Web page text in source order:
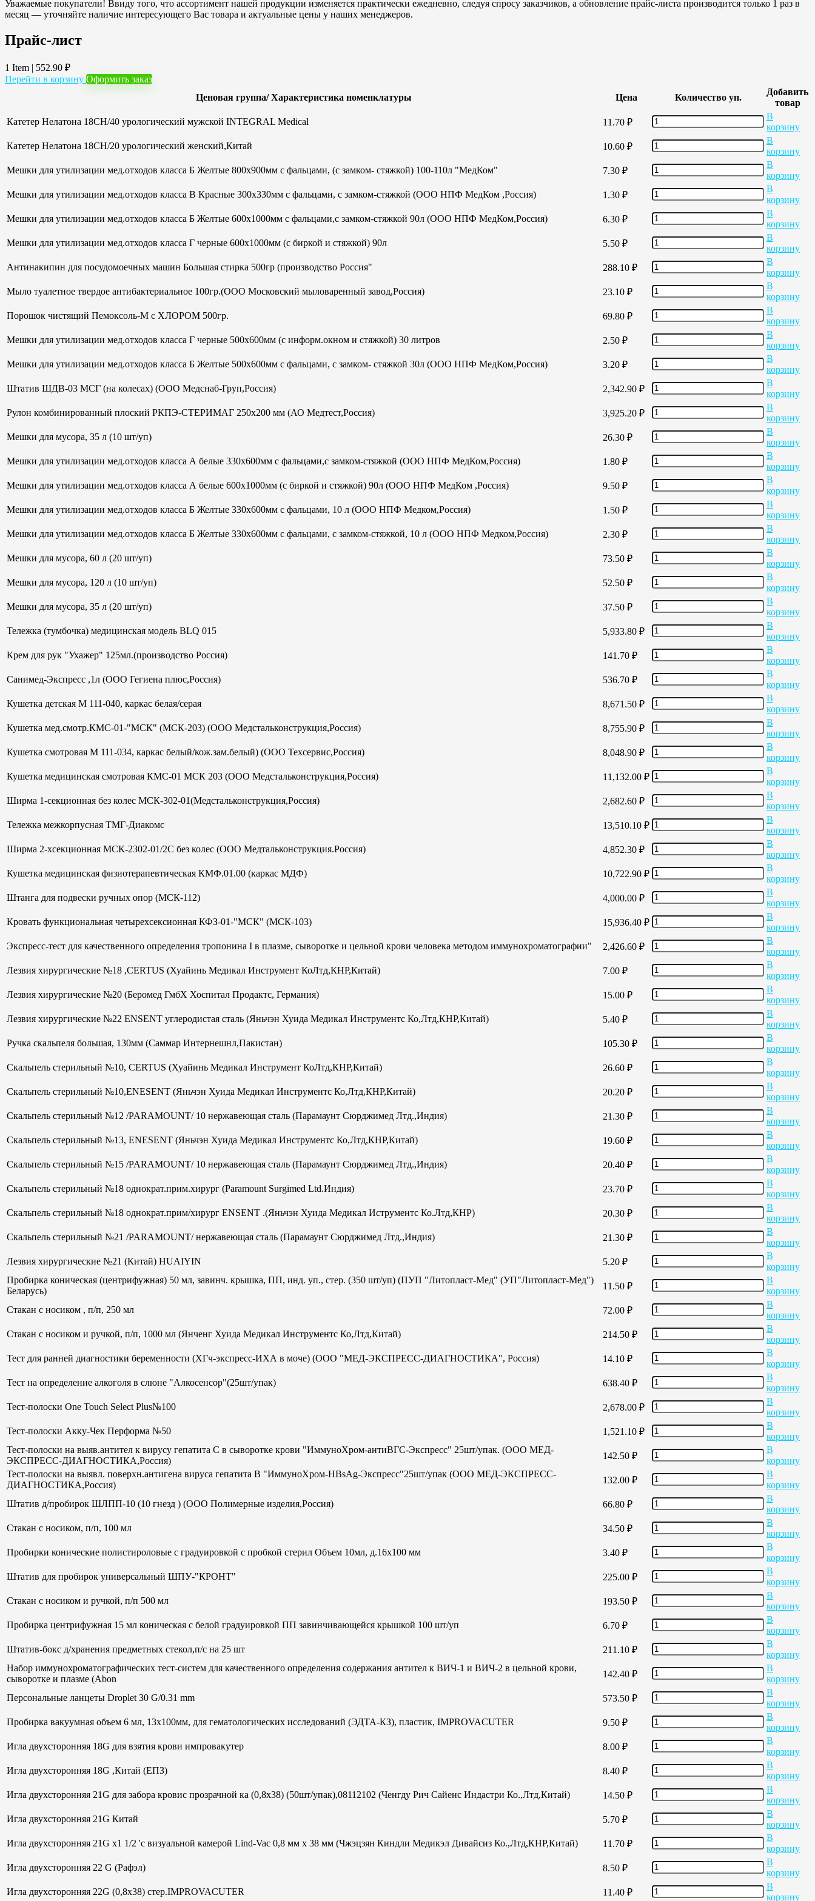
Уважаемые покупатели! Ввиду того, что ассортимент нашей продукции изменяется практически ежедневно, следуя спросу заказчиков, а обновление прайс-листа производится только 1 раз в
месяц — уточняйте наличие интересующего Вас товара и актуальные цены у наших менеджеров.
Прайс-лист
1 Item | 552.90 ₽
Перейти в корзину Оформить заказ
Ценовая группа/ Характеристика номенклатуры
Цена Количество уп.
Добавить
товар
Катетер Нелатона 18CH/40 урологический мужской INTEGRAL Medical
11.70 ₽
В
корзину
Катетер Нелатона 18CH/20 урологический женский,Китай
10.60 ₽
В
корзину
Мешки для утилизации мед.отходов класса Б Желтые 800х900мм с фальцами, (с замком- стяжкой) 100-110л "МедКом"
7.30 ₽
В
корзину
Мешки для утилизации мед.отходов класса В Красные 300х330мм с фальцами, с замком-стяжкой (ООО НПФ МедКом ,Россия)
1.30 ₽
В
корзину
Мешки для утилизации мед.отходов класса Б Желтые 600х1000мм с фальцами,с замком-стяжкой 90л (ООО НПФ МедКом,Россия)
6.30 ₽
В
корзину
Мешки для утилизации мед.отходов класса Г черные 600х1000мм (с биркой и стяжкой) 90л
5.50 ₽
В
корзину
Антинакипин для посудомоечных машин Большая стирка 500гр (производство Россия"
288.10 ₽
В
корзину
Мыло туалетное твердое антибактериальное 100гр.(ООО Московский мыловаренный завод,Россия)
23.10 ₽
В
корзину
Порошок чистящий Пемоксоль-М с ХЛОРОМ 500гр.
69.80 ₽
В
корзину
Мешки для утилизации мед.отходов класса Г черные 500х600мм (с информ.окном и стяжкой) 30 литров
2.50 ₽
В
корзину
Мешки для утилизации мед.отходов класса Б Желтые 500х600мм с фальцами, с замком- стяжкой 30л (ООО НПФ МедКом,Россия)
3.20 ₽
В
корзину
Штатив ШДВ-03 МСГ (на колесах) (ООО Медснаб-Груп,Россия)
2,342.90 ₽
В
корзину
Рулон комбинированный плоский РКПЭ-СТЕРИМАГ 250х200 мм (АО Медтест,Россия)
3,925.20 ₽
В
корзину
Мешки для мусора, 35 л (10 шт/уп)
26.30 ₽
В
корзину
Мешки для утилизации мед.отходов класса А белые 330х600мм с фальцами,с замком-стяжкой (ООО НПФ МедКом,Россия)
1.80 ₽
В
корзину
Мешки для утилизации мед.отходов класса А белые 600х1000мм (с биркой и стяжкой) 90л (ООО НПФ МедКом ,Россия)
9.50 ₽
В
корзину
Мешки для утилизации мед.отходов класса Б Желтые 330х600мм с фальцами, 10 л (ООО НПФ Медком,Россия)
1.50 ₽
В
корзину
Мешки для утилизации мед.отходов класса Б Желтые 330х600мм с фальцами, с замком-стяжкой, 10 л (ООО НПФ Медком,Россия)
2.30 ₽
В
корзину
Мешки для мусора, 60 л (20 шт/уп)
73.50 ₽
В
корзину
Мешки для мусора, 120 л (10 шт/уп)
52.50 ₽
В
корзину
Мешки для мусора, 35 л (20 шт/уп)
37.50 ₽
В
корзину
Тележка (тумбочка) медицинская модель BLQ 015
5,933.80 ₽
В
корзину
Крем для рук "Ухажер" 125мл.(производство Россия)
141.70 ₽
В
корзину
Санимед-Экспресс ,1л (ООО Гегиена плюс,Россия)
536.70 ₽
В
корзину
Кушетка детская М 111-040, каркас белая/серая
8,671.50 ₽
В
корзину
Кушетка мед.смотр.КМС-01-"МСК" (МСК-203) (ООО Медстальконструкция,Россия)
8,755.90 ₽
В
корзину
Кушетка смотровая М 111-034, каркас белый/кож.зам.белый) (ООО Техсервис,Россия)
8,048.90 ₽
В
корзину
Кушетка медицинская смотровая КМС-01 МСК 203 (ООО Медстальконструкция,Россия)
11,132.00 ₽
В
корзину
Ширма 1-секционная без колес МСК-302-01(Медстальконструкция,Россия)
2,682.60 ₽
В
корзину
Тележка межкорпусная ТМГ-Диакомс
13,510.10 ₽
В
корзину
Ширма 2-хсекционная МСК-2302-01/2С без колес (ООО Медтальконструкция.Россия)
4,852.30 ₽
В
корзину
Кушетка медицинская физиотерапевтическая КМФ.01.00 (каркас МДФ)
10,722.90 ₽
В
корзину
Штанга для подвески ручных опор (МСК-112)
4,000.00 ₽
В
корзину
Кровать функциональная четырехсексионная КФЗ-01-"МСК" (МСК-103)
15,936.40 ₽
В
корзину
Экспресс-тест для качественного определения тропонина I в плазме, сыворотке и цельной крови человека методом иммунохроматографии"
2,426.60 ₽
В
корзину
Лезвия хирургические №18 ,CERTUS (Хуайинь Медикал Инструмент КоЛтд,КНР,Китай)
7.00 ₽
В
корзину
Лезвия хирургические №20 (Беромед ГмбХ Хоспитал Продактс, Германия)
15.00 ₽
В
корзину
Лезвия хирургические №22 ENSENT углеродистая сталь (Яньчэн Хуида Медикал Инструментс Ко,Лтд,КНР,Китай)
5.40 ₽
В
корзину
Ручка скальпеля большая, 130мм (Саммар Интернешнл,Пакистан)
105.30 ₽
В
корзину
Скальпель стерильный №10, CERTUS (Хуайинь Медикал Инструмент КоЛтд,КНР,Китай)
26.60 ₽
В
корзину
Скальпель стерильный №10,ENESENT (Яньчэн Хуида Медикал Инструментс Ко,Лтд,КНР,Китай)
20.20 ₽
В
корзину
Скальпель стерильный №12 /PARAMOUNT/ 10 нержавеющая сталь (Парамаунт Сюрджимед Лтд.,Индия)
21.30 ₽
В
корзину
Скальпель стерильный №13, ENESENT (Яньчэн Хуида Медикал Инструментс Ко,Лтд,КНР,Китай)
19.60 ₽
В
корзину
Скальпель стерильный №15 /PARAMOUNT/ 10 нержавеющая сталь (Парамаунт Сюрджимед Лтд.,Индия)
20.40 ₽
В
корзину
Скальпель стерильный №18 однократ.прим.хирург (Paramount Surgimed Ltd.Индия)
23.70 ₽
В
корзину
Скальпель стерильный №18 однократ.прим/хирург ENSENT .(Яньчэн Хуида Медикал Иструментс Ко.Лтд,КНР)
20.30 ₽
В
корзину
Скальпель стерильный №21 /PARAMOUNT/ нержавеющая сталь (Парамаунт Сюрджимед Лтд.,Индия)
21.30 ₽
В
корзину
Лезвия хирургические №21 (Китай) HUAIYIN
5.20 ₽
В
корзину
Пробирка коническая (центрифужная) 50 мл, завинч. крышка, ПП, инд. уп., стер. (350 шт/уп) (ПУП "Литопласт-Мед" (УП"Литопласт-Мед")
Беларусь)
11.50 ₽
В
корзину
Стакан с носиком , п/п, 250 мл
72.00 ₽
В
корзину
Стакан с носиком и ручкой, п/п, 1000 мл (Янченг Хуида Медикал Инструментс Ко,Лтд,Китай)
214.50 ₽
В
корзину
Тест для ранней диагностики беременности (ХГч-экспресс-ИХА в моче) (ООО "МЕД-ЭКСПРЕСС-ДИАГНОСТИКА", Россия)
14.10 ₽
В
корзину
Тест на определение алкоголя в слюне "Алкосенсор"(25шт/упак)
638.40 ₽
В
корзину
Тест-полоски One Touch Select Plus№100
2,678.00 ₽
В
корзину
Тест-полоски Акку-Чек Перформа №50
1,521.10 ₽
В
корзину
Тест-полоски на выяв.антител к вирусу гепатита С в сыворотке крови "ИммуноХром-антиВГС-Экспресс" 25шт/упак. (ООО МЕД-
ЭКСПРЕСС-ДИАГНОСТИКА,Россия)
142.50 ₽
В
корзину
Тест-полоски на выявл. поверхн.антигена вируса гепатита В "ИммуноХром-HBsAg-Экспресс"25шт/упак (ООО МЕД-ЭКСПРЕСС-
ДИАГНОСТИКА,Россия)
132.00 ₽
В
корзину
Штатив д/пробирок ШЛПП-10 (10 гнезд ) (ООО Полимерные изделия,Россия)
66.80 ₽
В
корзину
Стакан с носиком, п/п, 100 мл
34.50 ₽
В
корзину
Пробирки конические полистироловые с градуировкой с пробкой стерил Объем 10мл, д.16х100 мм
3.40 ₽
В
корзину
Штатив для пробирок универсальный ШПУ-"КРОНТ"
225.00 ₽
В
корзину
Стакан с носиком и ручкой, п/п 500 мл
193.50 ₽
В
корзину
Пробирка центрифужная 15 мл коническая с белой градуировкой ПП завинчивающейся крышкой 100 шт/уп
6.70 ₽
В
корзину
Штатив-бокс д/хранения предметных стекол,п/с на 25 шт
211.10 ₽
В
корзину
Набор иммунохроматографических тест-систем для качественного определения содержания антител к ВИЧ-1 и ВИЧ-2 в цельной крови,
сыворотке и плазме (Abon
142.40 ₽
В
корзину
Персональные ланцеты Droplet 30 G/0.31 mm
573.50 ₽
В
корзину
Пробирка вакуумная объем 6 мл, 13х100мм, для гематологических исследований (ЭДТА-КЗ), пластик, IMPROVACUTER
9.50 ₽
В
корзину
Игла двухсторонняя 18G для взятия крови импровакутер
8.00 ₽
В
корзину
Игла двухсторонняя 18G ,Китай (ЕПЗ)
8.40 ₽
В
корзину
Игла двухсторонняя 21G для забора кровис прозрачной ка (0,8х38) (50шт/упак),08112102 (Ченгду Рич Сайенс Индастри Ко.,Лтд,Китай)
14.50 ₽
В
корзину
Игла двухсторонняя 21G Китай
5.70 ₽
В
корзину
Игла двухсторонняя 21G х1 1/2 'с визуальной камерой Lind-Vac 0,8 мм х 38 мм (Чжэцзян Киндли Медикэл Дивайсиз Ко.,Лтд,КНР,Китай)
11.70 ₽
В
корзину
Игла двухсторонняя 22 G (Рафэл)
8.50 ₽
В
корзину
Игла двухсторонняя 22G (0,8х38) стер.IMPROVACUTER
11.40 ₽
В
корзину